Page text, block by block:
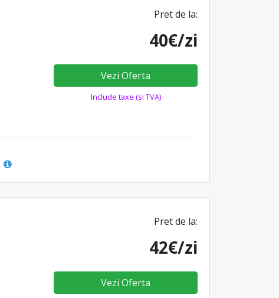
Pret de la:
40€/zi
Vezi Oferta
Include taxe (si TVA)
Pret de la:
42€/zi
Vezi Oferta